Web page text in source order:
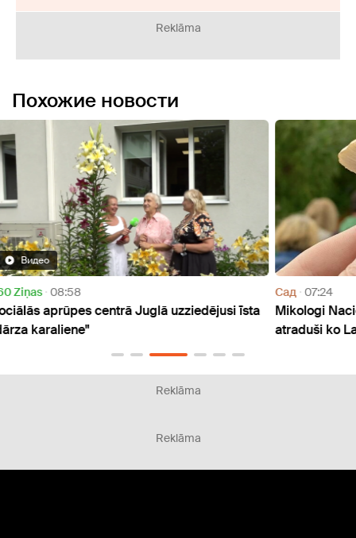
Reklāma
Похожие новости
Cад 07:24
Mikologi Nacionālajā botāniskajā dārzā
atraduši ko Latvijas klimatam neraksturīgu
Cад
Reklāma
Reklāma